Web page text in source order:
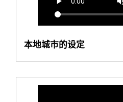
本地城市的设定